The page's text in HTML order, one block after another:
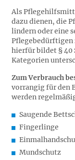
Als
dazu dienen, die
lindern oder eine
Pflegebedürftigen
hierfür bildet § 40
Kategorien
Zum Verbrauch
vorrangig für den
werden
Saugende
Fingerlinge
Mundschutz